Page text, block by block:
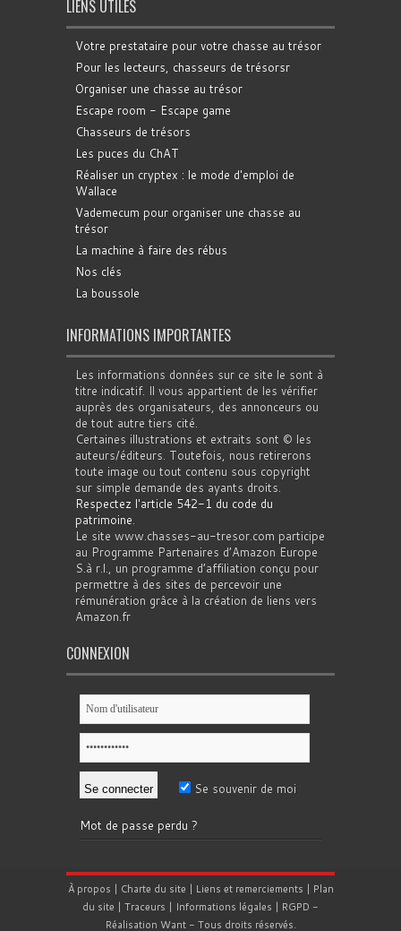
LIENS UTILES
Votre prestataire pour votre chasse au trésor
Pour les lecteurs, chasseurs de trésorsr
Organiser une chasse au trésor
Escape room - Escape game
Chasseurs de trésors
Les puces du ChAT
Réaliser un cryptex : le mode d'emploi de
Wallace
Vademecum pour organiser une chasse au
trésor
La machine à faire des rébus
Nos clés
La boussole
INFORMATIONS IMPORTANTES
Les informations données sur ce site le sont à
titre indicatif. Il vous appartient de les vérifier
auprès des organisateurs, des annonceurs ou
de tout autre tiers cité.
Certaines illustrations et extraits sont © les
auteurs/éditeurs. Toutefois, nous retirerons
toute image ou tout contenu sous copyright
sur simple demande des ayants droits.
Respectez l'article 542-1 du code du
patrimoine.
Le site www.chasses-au-tresor.com participe
au Programme Partenaires d’Amazon Europe
S.à r.l., un programme d’affiliation conçu pour
permettre à des sites de percevoir une
rémunération grâce à la création de liens vers
Amazon.fr
CONNEXION
Se souvenir de moi
Mot de passe perdu ?
À propos | Charte du site | Liens et remerciements | Plan
du site | Traceurs | Informations légales | RGPD -
Réalisation Want- Tous droits réservés.